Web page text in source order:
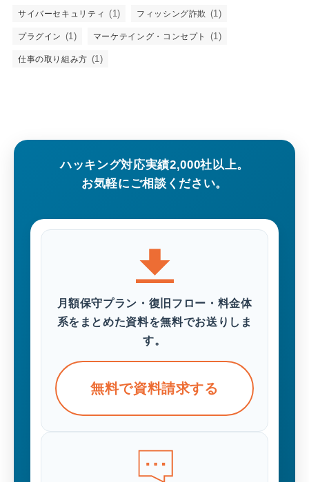
サイバーセキュリティ (1) フィッシング詐欺 (1)
プラグイン (1) マーケテイング・コンセプト (1)
仕事の取り組み方 (1)
ハッキング対応実績2,000社以上。
お気軽にご相談ください。
月額保守プラン・復旧フロー・料金体
系をまとめた資料を無料でお送りしま
す。
無料で資料請求する